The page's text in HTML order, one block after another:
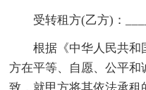
受转租方(乙方)：
根据《中华人民共和
方在平等、自愿、公平